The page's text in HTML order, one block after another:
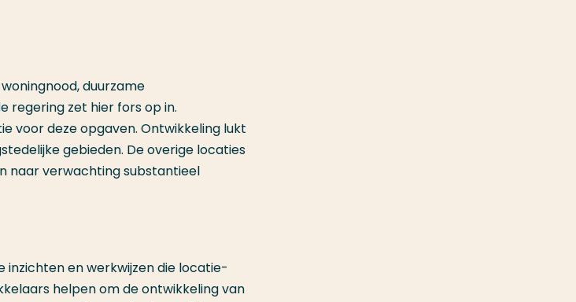
duurzame
regering zet hier fors op in.
voor deze opgaven. Ontwikkeling lukt
gebieden. De overige locaties
naar verwachting substantieel
en werkwijzen die locatie-
helpen om de ontwikkeling van